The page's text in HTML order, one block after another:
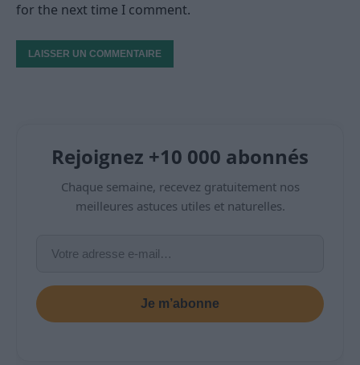
for the next time I comment.
Rejoignez +10 000 abonnés
Chaque semaine, recevez gratuitement nos
meilleures astuces utiles et naturelles.
Je m’abonne